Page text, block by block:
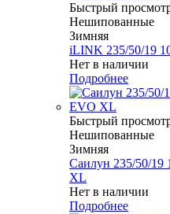
Быстрый
Нешипованные
Зимняя
iLINK 235/50/19
Нет в наличии
Подробнее
Быстрый
Нешипованные
Зимняя
Саилун 235/50/
XL
Нет в наличии
Подробнее